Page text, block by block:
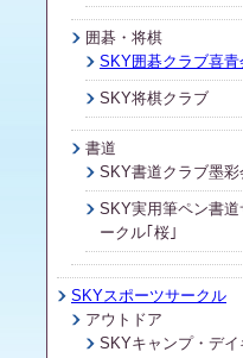
囲碁・将棋
SKY囲碁クラブ喜青
SKY将棋クラブ
書道
SKY書道クラブ墨彩
SKY実用筆ペン書道
ークル｢桜｣
SKYスポーツサークル
アウトドア
SKYキャンプ・デイ